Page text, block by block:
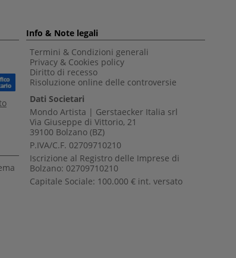
Info & Note legali
Termini & Condizioni generali
Privacy & Cookies policy
Diritto di recesso
Risoluzione online delle controversie
Dati Societari
Mondo Artista | Gerstaecker Italia srl
Via Giuseppe di Vittorio, 21
39100 Bolzano (BZ)
P.IVA/C.F. 02709710210
Iscrizione al Registro delle Imprese di
Bolzano: 02709710210
Capitale Sociale: 100.000 € int. versato